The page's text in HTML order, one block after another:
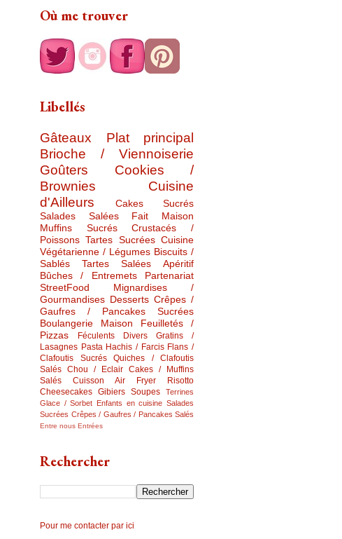
Où me trouver
Libellés
Gâteaux
Plat principal
Brioche / Viennoiserie
Goûters
Cookies /
Brownies
Cuisine
d'Ailleurs
Cakes Sucrés
Salades Salées
Fait Maison
Muffins Sucrés
Crustacés /
Poissons Tartes Sucrées Cuisine
Végétarienne / Légumes Biscuits /
Sablés
Tartes Salées
Apéritif
Bûches / Entremets
Partenariat
StreetFood
Mignardises /
Gourmandises Desserts Crêpes /
Gaufres / Pancakes Sucrées
Boulangerie Maison
Feuilletés /
Pizzas
Féculents Divers
Gratins /
Lasagnes Pasta Hachis / Farcis Flans /
Clafoutis Sucrés
Quiches / Clafoutis
Salés Chou / Eclair Cakes / Muffins
Salés
Cuisson Air Fryer
Risotto
Cheesecakes Gibiers Soupes
Terrines
Glace / Sorbet Enfants en cuisine Salades
Sucrées Crêpes / Gaufres / Pancakes Salés
Entre nous Entrées
Rechercher
Pour me contacter par ici